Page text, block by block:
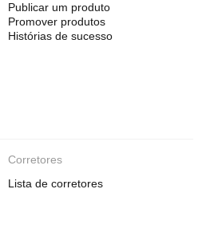
Publicar um produto
Promover produtos
Histórias de sucesso
Corretores
Lista de corretores